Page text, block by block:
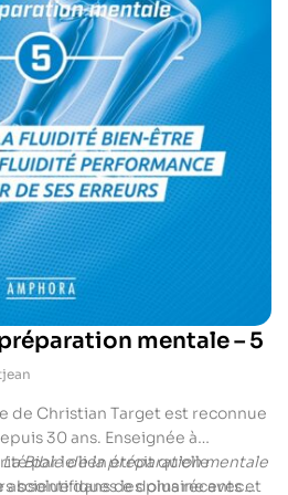
mentale – 5
de Christian Target est reconnue
30 ans. Enseignée à
par le lien étroit qu’elle
scientifiques les plus récents et
La Bible de la préparation mentale
dans ce domaine avec